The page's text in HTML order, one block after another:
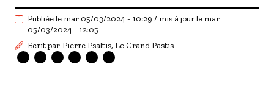
L'AGENDA
LES GUIDES TOURISTIQUES
LES OFFRES MYPROVENCE
Publiée le mar 05/03/2024 - 10:29 / mis à jour le mar
05/03/2024 - 12:05
Ecrit par Pierre Psaltis, Le Grand Pastis